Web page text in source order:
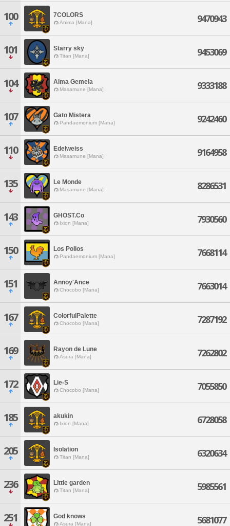
100 7COLORS
Anima [Mana] 9470943
101 Starry sky
Titan [Mana] 9453069
104 Alma Gemela
Masamune [Mana] 9333188
107 Gato Mistera
Pandaemonium [Mana] 9242460
110 Edelweiss
Masamune [Mana] 9164958
135 Le Monde
Masamune [Mana] 8286531
143 GHOST.Co
Ixion [Mana] 7930560
150 Los Pollos
Pandaemonium [Mana] 7668114
151 Annoy'Ance
Chocobo [Mana] 7663014
167 ColorfulPalette
Chocobo [Mana] 7287192
169 Rayon de Lune
Asura [Mana] 7262802
172 Lie-S
Chocobo [Mana] 7055850
185 akukin
Ixion [Mana] 6728058
205 Isolation
Titan [Mana] 6320634
236 Little garden
Titan [Mana] 5985561
251 God knows
Asura [Mana] 5681077